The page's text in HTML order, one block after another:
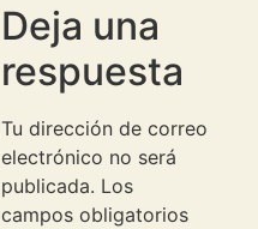
Deja una
respuesta
Tu dirección de correo
electrónico no será
publicada. Los
campos obligatorios